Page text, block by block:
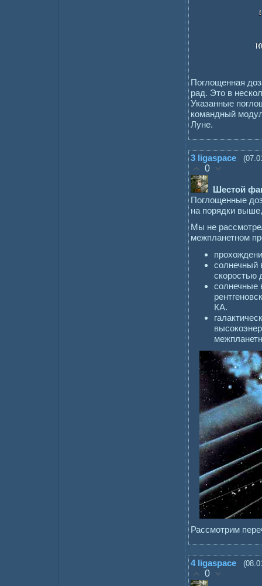
Поглощенная
рад. Это в
Указанные
командный
Луне.
3 ligaspace
0
Шестой
Поглощенные
на порядки
Мы не
межпланетном
солнечный
скоростью
солнечные
КА.
Рассмотрим
4 ligaspace
0